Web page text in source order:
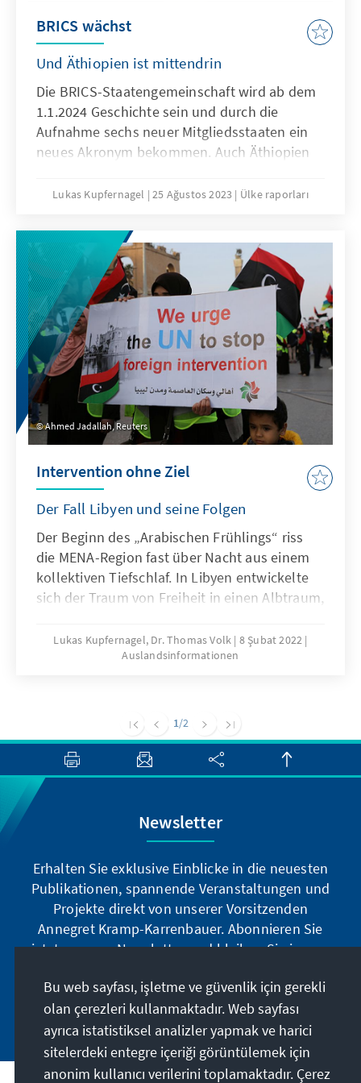
Akteure gelten. In vielen anderen Ländern
Subsahara-Afrikas spielt sie jedoch im
öffentlichen und politischen Diskurs eine eher
untergeordnete Rolle.
BRICS wächst
Und Äthiopien ist mittendrin
Die BRICS-Staatengemeinschaft wird ab dem
1.1.2024 Geschichte sein und durch die
Aufnahme sechs neuer Mitgliedsstaaten ein
neues Akronym bekommen. Auch Äthiopien
anschließen und erhofft sich viel von der
grundsätzliche Positionierung des nach
Nigeria bevölkerungsreichsten Landes Afrikas
in der Weltpolitik?
Lukas Kupfernagel 25 Ağustos 2023 Ülke raporları
Ahmed Jadallah, Reuters
Intervention ohne Ziel
Der Fall Libyen und seine Folgen
Der Beginn des „Arabischen Frühlings“ riss
die ­MENA-Region fast über Nacht aus einem
kollektiven Tiefschlaf. In Libyen entwickelte
sich der Traum von Freiheit in einen Albtraum,
in Europa, im Sahel und in Nordafrika
schockierte. Nach zwei Bürgerkriegen, einem
Was lief in den vergangenen zehn Jahren
falsch? Was richtig? Und welche Lehren sind
daraus zu ziehen?
Lukas Kupfernagel, Dr. Thomas Volk 8 Şubat 2022
Auslandsinformationen
1/2
Newsletter
Erhalten Sie exklusive Einblicke in die neuesten
Publikationen, spannende Veranstaltungen und
Projekte direkt von unserer Vorsitzenden
Annegret Kramp-Karrenbauer. Abonnieren Sie
jetzt unseren Newsletter und bleiben Sie immer
Jetzt abonnieren
Bu web sayfası, işletme ve güvenlik için gerekli
olan çerezleri kullanmaktadır. Web sayfası
ayrıca istatistiksel analizler yapmak ve harici
sitelerdeki entegre içeriği görüntülemek için
anonim kullanıcı verilerini toplamaktadır. Çerez